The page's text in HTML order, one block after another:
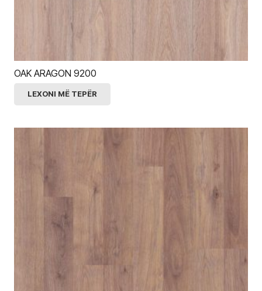
OAK ARAGON 9200
LEXONI MË TEPËR